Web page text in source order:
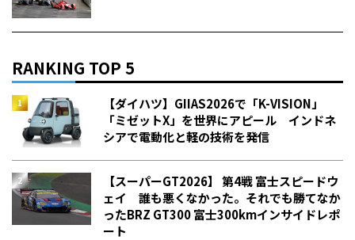
RANKING TOP 5
【ダイハツ】GIIAS2026で「K-VISION」
「ミゼットX」を世界にアピール インドネ
シアで電動化と軽の技術を発信
【スーパーGT2026】 第4戦 富士スピードウ
ェイ 誰も悪くなかった。それでも勝てなか
った――BRZ GT300 富士300kmインサイドレポ
ート